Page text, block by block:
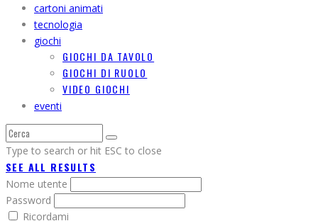
cartoni animati
tecnologia
giochi
GIOCHI DA TAVOLO
GIOCHI DI RUOLO
VIDEO GIOCHI
eventi
Type to search or hit ESC to close
SEE ALL RESULTS
Nome utente
Password
Ricordami